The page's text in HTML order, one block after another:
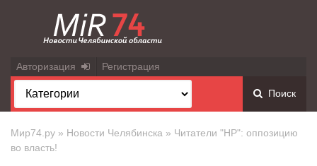
Авторизация Регистрация
Поиск
Мир74.ру » Новости Челябинска » Читатели "НР": оппозицию
во власть!